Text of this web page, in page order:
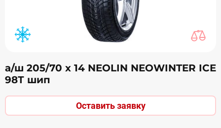
а/ш 205/70 х 14 NEOLIN NEOWINTER ICE
98Т шип
Оставить заявку